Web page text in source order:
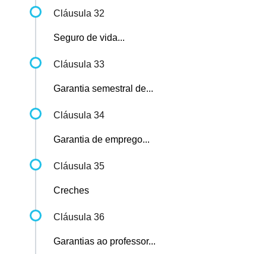
Cláusula 32
Seguro de vida...
Cláusula 33
Garantia semestral de...
Cláusula 34
Garantia de emprego...
Cláusula 35
Creches
Cláusula 36
Garantias ao professor...